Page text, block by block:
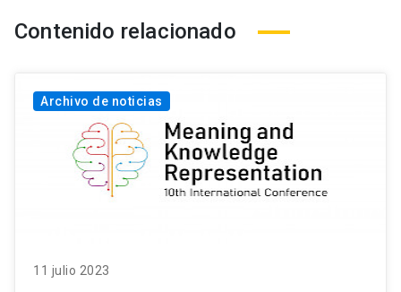
Contenido relacionado
Archivo de noticias
11 julio 2023